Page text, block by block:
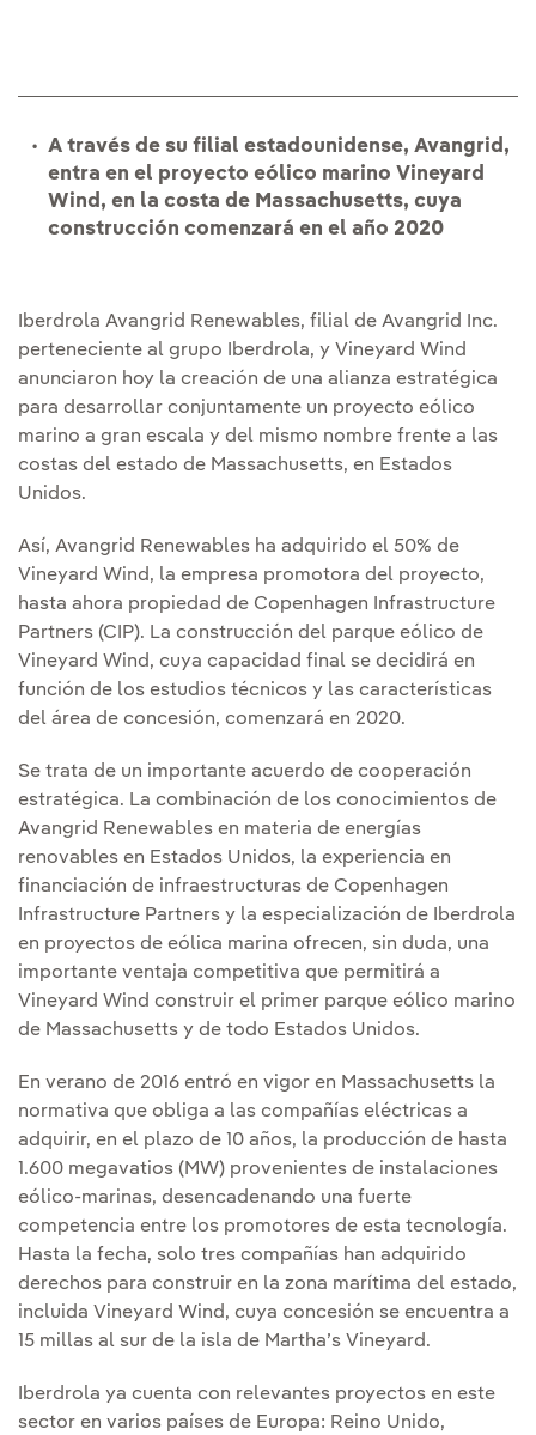
A través de su filial estadounidense, Avangrid,
entra en el proyecto eólico marino Vineyard
Wind, en la costa de Massachusetts, cuya
construcción comenzará en el año 2020
Iberdrola Avangrid Renewables, filial de Avangrid Inc.
perteneciente al grupo Iberdrola, y Vineyard Wind
anunciaron hoy la creación de una alianza estratégica
para desarrollar conjuntamente un proyecto eólico
marino a gran escala y del mismo nombre frente a las
costas del estado de Massachusetts, en Estados
Unidos.
Así, Avangrid Renewables ha adquirido el 50% de
Vineyard Wind, la empresa promotora del proyecto,
hasta ahora propiedad de Copenhagen Infrastructure
Partners (CIP). La construcción del parque eólico de
Vineyard Wind, cuya capacidad final se decidirá en
función de los estudios técnicos y las características
del área de concesión, comenzará en 2020.
Se trata de un importante acuerdo de cooperación
estratégica. La combinación de los conocimientos de
Avangrid Renewables en materia de energías
renovables en Estados Unidos, la experiencia en
financiación de infraestructuras de Copenhagen
Infrastructure Partners y la especialización de Iberdrola
en proyectos de eólica marina ofrecen, sin duda, una
importante ventaja competitiva que permitirá a
Vineyard Wind construir el primer parque eólico marino
de Massachusetts y de todo Estados Unidos.
En verano de 2016 entró en vigor en Massachusetts la
normativa que obliga a las compañías eléctricas a
adquirir, en el plazo de 10 años, la producción de hasta
1.600 megavatios (MW) provenientes de instalaciones
eólico-marinas, desencadenando una fuerte
competencia entre los promotores de esta tecnología.
Hasta la fecha, solo tres compañías han adquirido
derechos para construir en la zona marítima del estado,
incluida Vineyard Wind, cuya concesión se encuentra a
15 millas al sur de la isla de Martha’s Vineyard.
Iberdrola ya cuenta con relevantes proyectos en este
sector en varios países de Europa: Reino Unido,